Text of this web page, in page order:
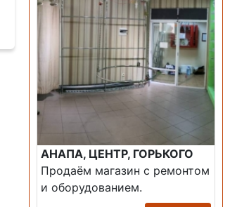
АНАПА, ЦЕНТР, ГОРЬКОГО
Продаём магазин с ремонтом
и оборудованием.